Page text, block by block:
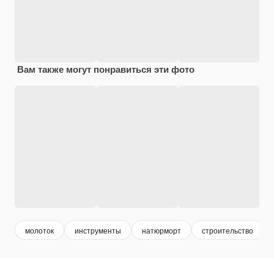
Вам также могут понравиться эти фото
молоток инструменты натюрморт строительство